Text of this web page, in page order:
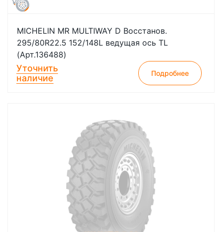
MICHELIN MR MULTIWAY D Восстанов.
295/80R22.5 152/148L ведущая ось TL
(Арт.136488)
Уточнить
наличие
Подробнее